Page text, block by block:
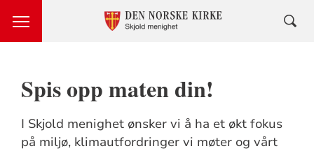
Spis opp maten din!
I Skjold menighet ønsker vi å ha et økt fokus
på miljø, klimautfordringer vi møter og vårt